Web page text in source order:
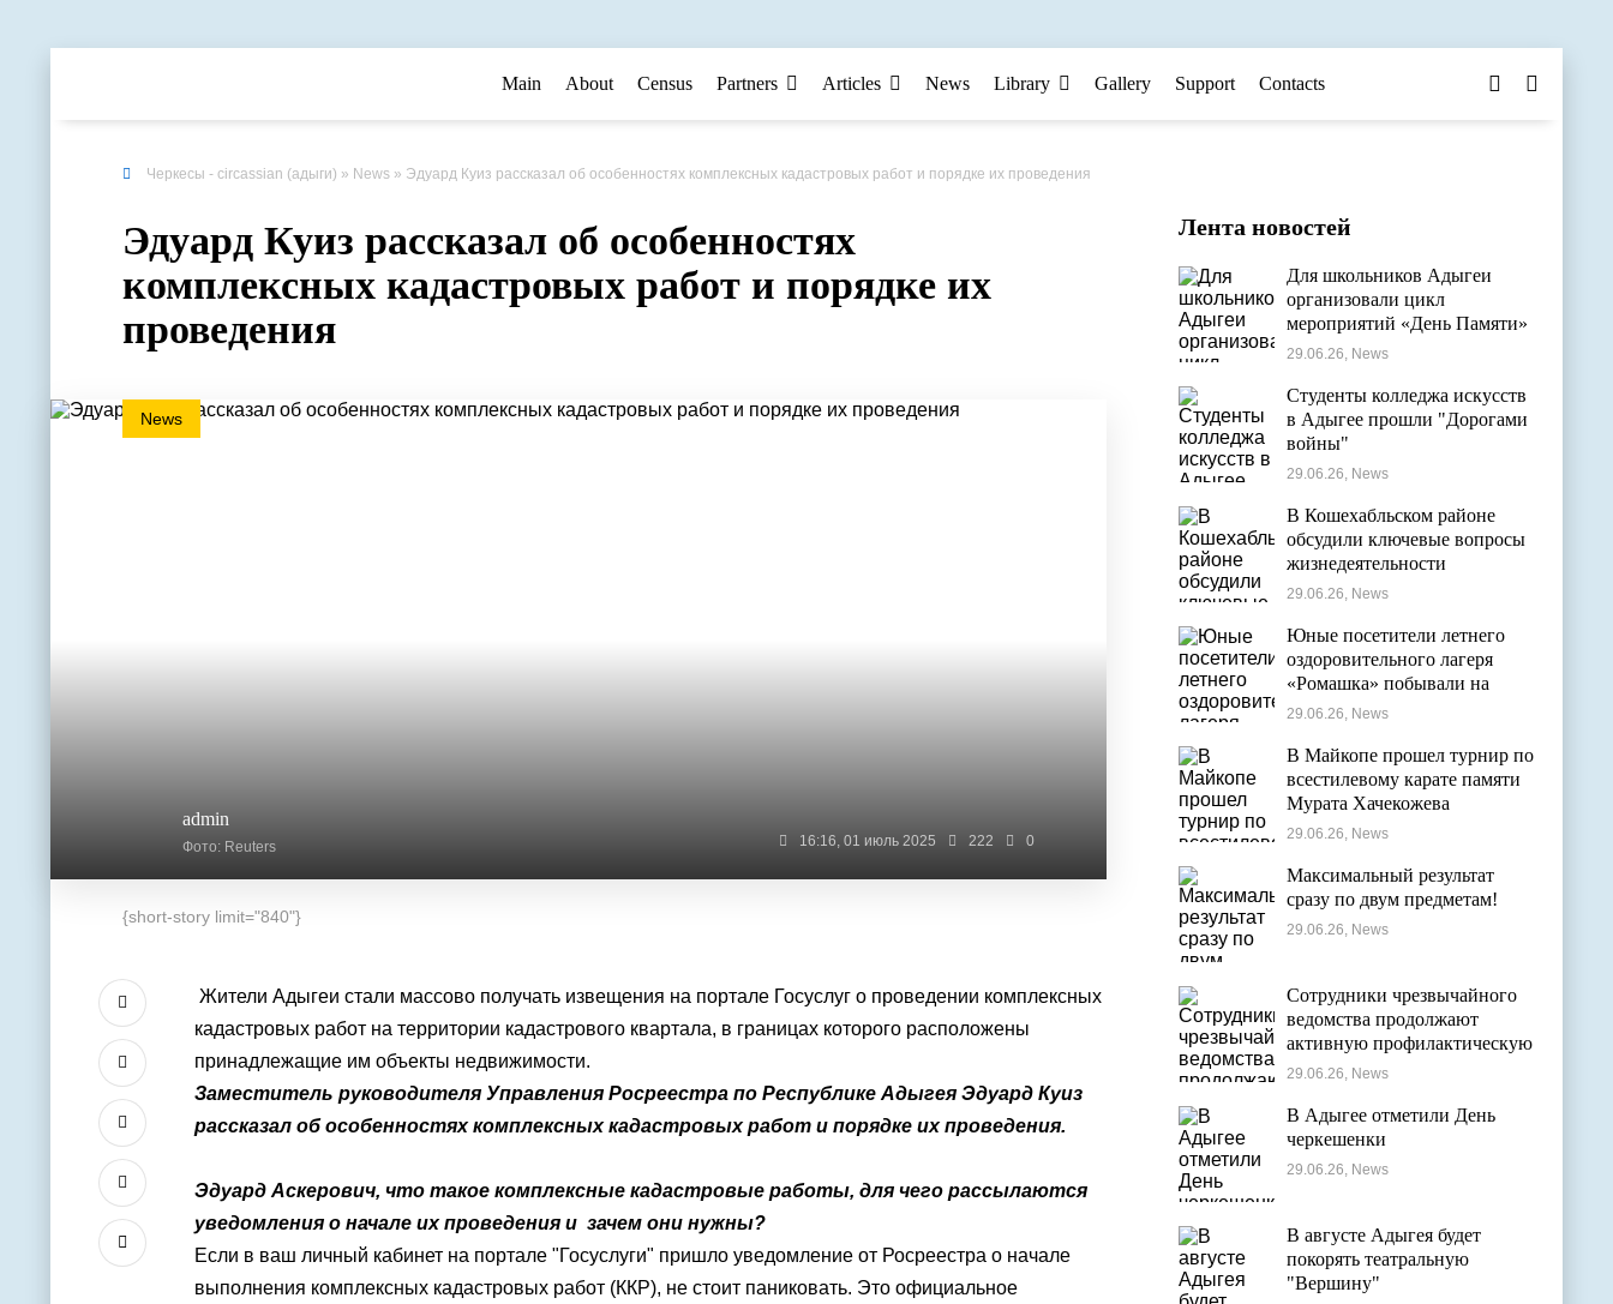
Main About Census Partners Articles News Library Gallery Support Contacts
Черкесы - circassian (адыги) » News » Эдуард Куиз рассказал об особенностях комплексных кадастровых работ и порядке их проведения
Эдуард Куиз рассказал об особенностях
комплексных кадастровых работ и порядке их
проведения
News
admin
Фото: Reuters 16:16, 01 июль 2025 222 0
{short-story limit="840"}
Жители Адыгеи стали массово получать извещения на портале Госуслуг о проведении комплексных
кадастровых работ на территории кадастрового квартала, в границах которого расположены
принадлежащие им объекты недвижимости.
Заместитель руководителя Управления Росреестра по Республике Адыгея Эдуард Куиз
рассказал об особенностях комплексных кадастровых работ и порядке их проведения.
Эдуард Аскерович, что такое комплексные кадастровые работы, для чего рассылаются
уведомления о начале их проведения и зачем они нужны?
Если в ваш личный кабинет на портале "Госуслуги" пришло уведомление от Росреестра о начале
выполнения комплексных кадастровых работ (ККР), не стоит паниковать. Это официальное
Лента новостей
Для школьников Адыгеи
организовали цикл
мероприятий «День Памяти»
29.06.26, News
Студенты колледжа искусств
в Адыгее прошли "Дорогами
войны"
29.06.26, News
В Кошехабльском районе
обсудили ключевые вопросы
жизнедеятельности
муниципалитета
29.06.26, News
Юные посетители летнего
оздоровительного лагеря
«Ромашка» побывали на
экскурсии в Дондуковском
29.06.26, News
В Майкопе прошел турнир по
всестилевому карате памяти
Мурата Хачекожева
29.06.26, News
Максимальный результат
сразу по двум предметам!
29.06.26, News
Сотрудники чрезвычайного
ведомства продолжают
активную профилактическую
деятельность в детских
29.06.26, News
В Адыгее отметили День
черкешенки
29.06.26, News
В августе Адыгея будет
покорять театральную
"Вершину"